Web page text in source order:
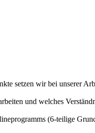
setzen wir bei unserer
und welches
(6-teilige